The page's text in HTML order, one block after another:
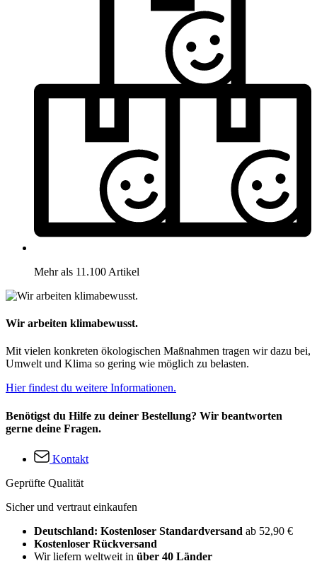
Mehr als 11.100 Artikel
Wir arbeiten klimabewusst.
Mit vielen konkreten ökologischen Maßnahmen tragen wir dazu bei,
Umwelt und Klima so gering wie möglich zu belasten.
Hier findest du weitere Informationen.
Benötigst du Hilfe zu deiner Bestellung? Wir beantworten
gerne deine Fragen.
Kontakt
Geprüfte Qualität
Sicher und vertraut einkaufen
Deutschland: Kostenloser Standardversand ab 52,90 €
Kostenloser Rückversand
Wir liefern weltweit in über 40 Länder